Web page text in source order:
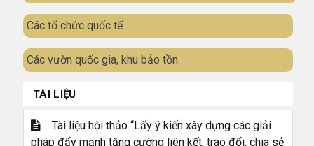
Các tổ chức quốc tế
Các vườn quốc gia, khu bảo tồn
TÀI LIỆU
Tài liệu hội thảo “Lấy ý kiến xây dựng các giải
pháp đẩy mạnh tăng cường liên kết, trao đổi, chia sẻ